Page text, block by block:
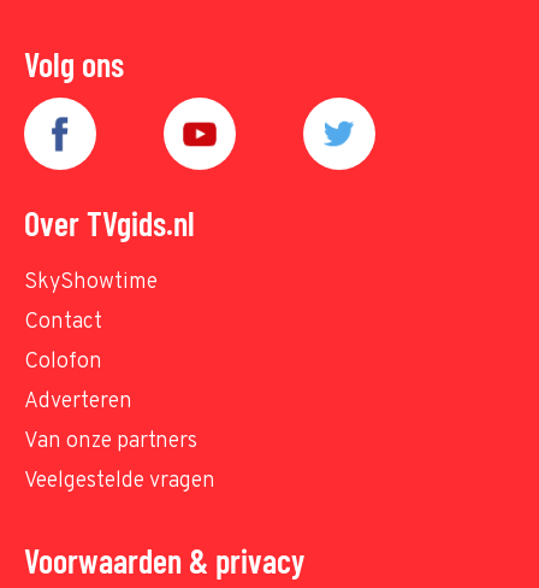
Volg ons
Over TVgids.nl
SkyShowtime
Contact
Colofon
Adverteren
Van onze partners
Veelgestelde vragen
Voorwaarden & privacy